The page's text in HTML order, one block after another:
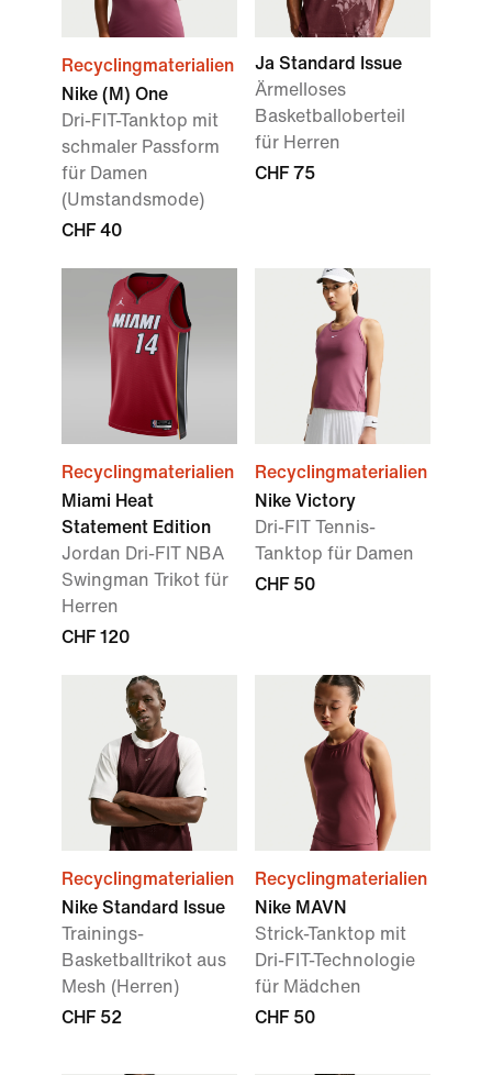
Recyclingmaterialien
Nike (M) One
Dri-FIT-Tanktop mit
schmaler Passform
für Damen
(Umstandsmode)
CHF 40
Ja Standard Issue
Ärmelloses
Basketballoberteil
für Herren
CHF 75
Recyclingmaterialien
Miami Heat
Statement Edition
Jordan Dri-FIT NBA
Swingman Trikot für
Herren
CHF 120
Recyclingmaterialien
Nike Victory
Dri-FIT Tennis-
Tanktop für Damen
CHF 50
Recyclingmaterialien
Nike Standard Issue
Trainings-
Basketballtrikot aus
Mesh (Herren)
CHF 52
Recyclingmaterialien
Nike MAVN
Strick-Tanktop mit
Dri-FIT-Technologie
für Mädchen
CHF 50